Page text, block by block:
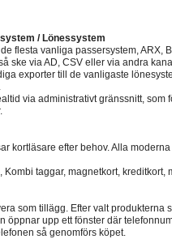
/ Lönessystem
flesta vanliga passersystem, ARX,
ske via AD, CSV eller via andra
exporter till de vanligaste
via administrativt gränssnitt, som
kortläsare efter behov. Alla
Kombi taggar, magnetkort, kreditkort,
som tillägg. Efter valt produkterna
öppnar upp ett fönster där
så genomförs köpet.